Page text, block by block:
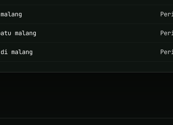
malang
malang